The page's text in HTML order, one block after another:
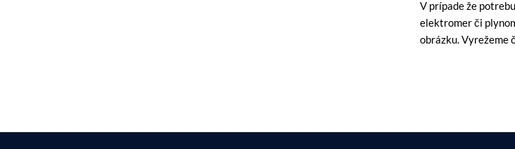
V prípade že
elektromer či
obrázku. Vyrežeme